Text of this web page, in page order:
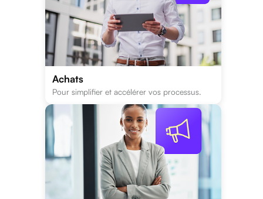
Achats
Pour simplifier et accélérer vos processus.